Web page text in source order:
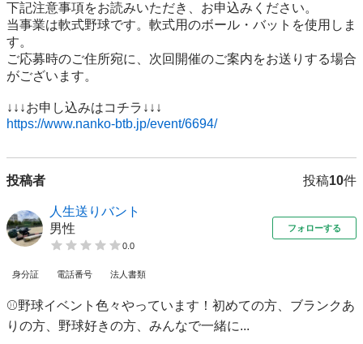
下記注意事項をお読みいただき、お申込みください。
当事業は軟式野球です。軟式用のボール・バットを使用しま
す。
ご応募時のご住所宛に、次回開催のご案内をお送りする場合
がございます。
https://www.nanko-btb.jp/event/6694/
投稿者 投稿10件
人生送りバント
男性
0.0
フォローする
身分証 電話番号 法人書類
⚾️野球イベント色々やっています！初めての方、ブランクあ
りの方、野球好きの方、みんなで一緒に...